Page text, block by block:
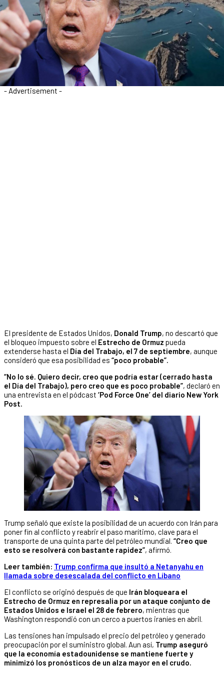
- Advertisement -
El presidente de Estados Unidos, Donald Trump, no descartó que
el bloqueo impuesto sobre el Estrecho de Ormuz pueda
extenderse hasta el Día del Trabajo, el 7 de septiembre, aunque
consideró que esa posibilidad es “poco probable”.
“No lo sé. Quiero decir, creo que podría estar (cerrado hasta
el Día del Trabajo), pero creo que es poco probable”, declaró en
una entrevista en el pódcast ‘Pod Force One’ del diario New York
Post.
Trump señaló que existe la posibilidad de un acuerdo con Irán para
poner fin al conflicto y reabrir el paso marítimo, clave para el
transporte de una quinta parte del petróleo mundial. “Creo que
esto se resolverá con bastante rapidez”, afirmó.
Leer también: Trump confirma que insultó a Netanyahu en
llamada sobre desescalada del conflicto en Líbano
El conflicto se originó después de que Irán bloqueara el
Estrecho de Ormuz en represalia por un ataque conjunto de
Estados Unidos e Israel el 28 de febrero, mientras que
Washington respondió con un cerco a puertos iraníes en abril.
Las tensiones han impulsado el precio del petróleo y generado
preocupación por el suministro global. Aun así, Trump aseguró
que la economía estadounidense se mantiene fuerte y
minimizó los pronósticos de un alza mayor en el crudo.